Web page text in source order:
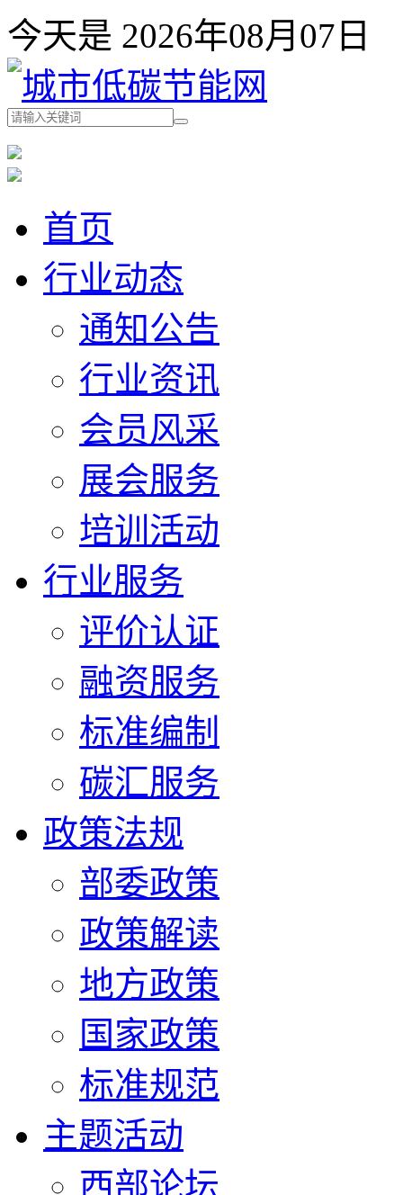
今天是 2026年08月07
首页
行业动态
通知公告
行业资讯
会员风采
展会服务
培训活动
行业服务
评价认证
融资服务
标准编制
碳汇服务
政策法规
部委政策
政策解读
地方政策
国家政策
标准规范
主题活动
西部论坛